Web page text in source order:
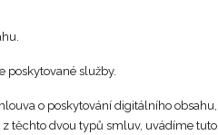
poskytované služby.
o poskytování digitálního obsahu,
těchto dvou typů smluv, uvádíme tuto